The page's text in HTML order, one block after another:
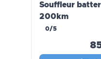
Souffleur
200km
0/5